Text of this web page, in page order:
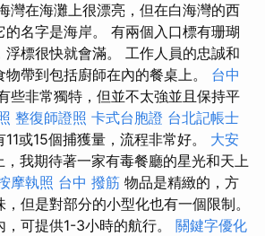
灣在海灘上很漂亮，但在白海灣的西
的名字是海岸。 有兩個入口標有珊瑚
浮標很快就會滿。 工作人員的忠誠和
帶到包括廚師在內的餐桌上。 台中
些非常獨特，但並不太強並且保持平
整復師證照 卡式台胞證 台北記帳士
或15個捕獲量，流程非常好。 大安
，我期待著一家有毒餐廳的星光和天上
摩執照 台中 撥筋 物品是精緻的，方
但是對部分的小型化也有一個限制。
可提供1-3小時的航行。 關鍵字優化